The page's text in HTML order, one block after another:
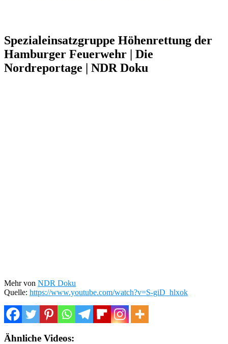
Spezialeinsatzgruppe Höhenrettung der
Hamburger Feuerwehr | Die
Nordreportage | NDR Doku
Mehr von NDR Doku
Quelle: https://www.youtube.com/watch?v=S-giD_hlxok
Ähnliche Videos: